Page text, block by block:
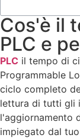
Cos'è il
PLC e
PLC il tempo di
Programmable
ciclo completo
lettura di tutti gli
l'aggiornamento
impiegato dal